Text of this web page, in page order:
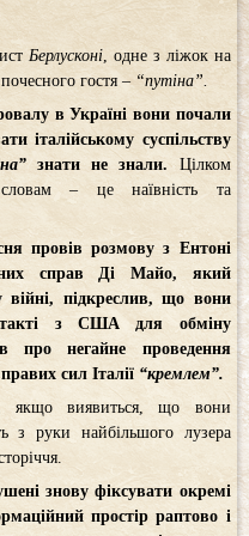
Берлусконі, одне з ліжок на
гостя – “путіна”.
в Україні вони почали
італійському суспільству
знати не знали. Цілком
– це наївність та
провів розмову з Ентоні
справ Ді Майо, який
війні, підкреслив, що вони
з США для обміну
про негайне проведення
сил Італії “кремлем”.
якщо виявиться, що вони
з руки найбільшого лузера
знову фіксувати окремі
простір раптово і